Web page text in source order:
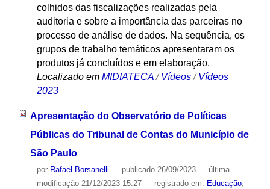
colhidos das fiscalizações realizadas pela
auditoria e sobre a importância das parceiras no
processo de análise de dados. Na sequência, os
grupos de trabalho temáticos apresentaram os
produtos já concluídos e em elaboração.
Localizado em MIDIATECA /Vídeos /Vídeos
2023
Apresentação do Observatório de Políticas
Públicas do Tribunal de Contas do Município de
São Paulo
por Rafael Borsanelli — publicado26/09/2023 — última
modificação21/12/2023 15:27 — registrado em: Educação,